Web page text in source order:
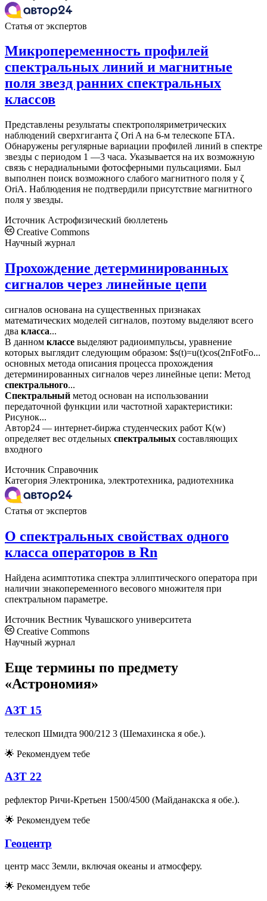
Статья от экспертов
Микропеременность профилей
спектральных линий и магнитные
поля звезд ранних спектральных
классов
Представлены результаты спектрополяриметрических
наблюдений сверхгиганта ζ Ori A на 6-м телескопе БТА.
Обнаружены регулярные вариации профилей линий в спектре
звезды с периодом 1 —3 часа. Указывается на их возможную
связь с нерадиальными фотосферными пульсациями. Был
выполнен поиск возможного слабого магнитного поля у ζ
OriA. Наблюдения не подтвердили присутствие магнитного
поля у звезды.
Источник Астрофизический бюллетень
Creative Commons
Научный журнал
Прохождение детерминированных
сигналов через линейные цепи
сигналов основана на существенных признаках
математических моделей сигналов, поэтому выделяют всего
два класса...
В данном классе выделяют радиоимпульсы, уравнение
которых выглядит следующим образом: $s(t)=u(t)cos(2пFotFo...
основных метода описания процесса прохождения
детерминированных сигналов через линейные цепи: Метод
спектрального...
Спектральный метод основан на использовании
передаточной функции или частотной характеристики:
Рисунок...
Автор24 — интернет-биржа студенческих работ K(w)
определяет вес отдельных спектральных составляющих
входного
Источник Справочник
Категория Электроника, электротехника, радиотехника
Статья от экспертов
О спектральных свойствах одного
класса операторов в Rn
Найдена асимптотика спектра эллиптического оператора при
наличии знакопеременного весового множителя при
спектральном параметре.
Источник Вестник Чувашского университета
Creative Commons
Научный журнал
Еще термины по предмету
«Астрономия»
АЗТ 15
телескоп Шмидта 900/212 3 (Шемахинска я обе.).
🌟 Рекомендуем тебе
АЗТ 22
рефлектор Ричи-Кретьен 1500/4500 (Майданакска я обе.).
🌟 Рекомендуем тебе
Геоцентр
центр масс Земли, включая океаны и атмосферу.
🌟 Рекомендуем тебе